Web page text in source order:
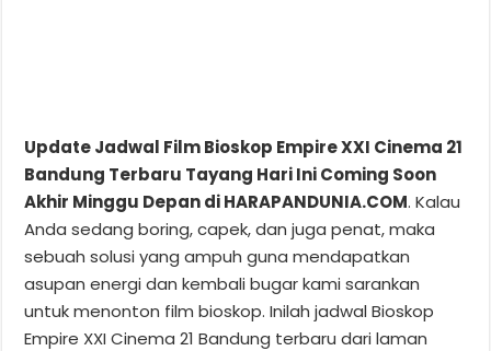
Update Jadwal Film Bioskop Empire XXI Cinema 21
Bandung Terbaru Tayang Hari Ini Coming Soon
Akhir Minggu Depan di HARAPANDUNIA.COM. Kalau
Anda sedang boring, capek, dan juga penat, maka
sebuah solusi yang ampuh guna mendapatkan
asupan energi dan kembali bugar kami sarankan
untuk menonton film bioskop. Inilah jadwal Bioskop
Empire XXI Cinema 21 Bandung terbaru dari laman